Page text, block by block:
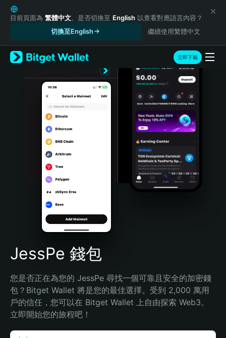
English
日本語
Русский
Español (Latinoamérica)
Türkçe
Português (Portugal)
Bahasa Indonesia
Português (Brasil)
Español (Argentina)
目前頁面為 繁體中文。是否切換至 English 以查看對應語言內容？
切換至English
繼續使用繁體中文
立即下載
JessPe 錢包
您是否正在為您的 JessPe 尋找一個可靠且安全的加密錢
包？Bitget Wallet 將是您的最佳選擇。受到 2,000 萬用
戶的信任，您可以在 Bitget Wallet 上自由探索 Web3。
立即開始您的旅程吧！